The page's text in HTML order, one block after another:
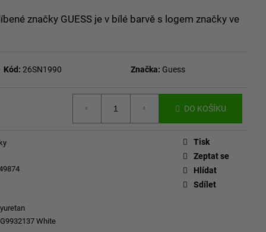
značky GUESS je v bílé barvě s logem značky ve
Kód: 26SN1990 Značka: Guess
DO KOŠÍKU
White
Tisk
Zeptat se
Hlídat
Sdílet